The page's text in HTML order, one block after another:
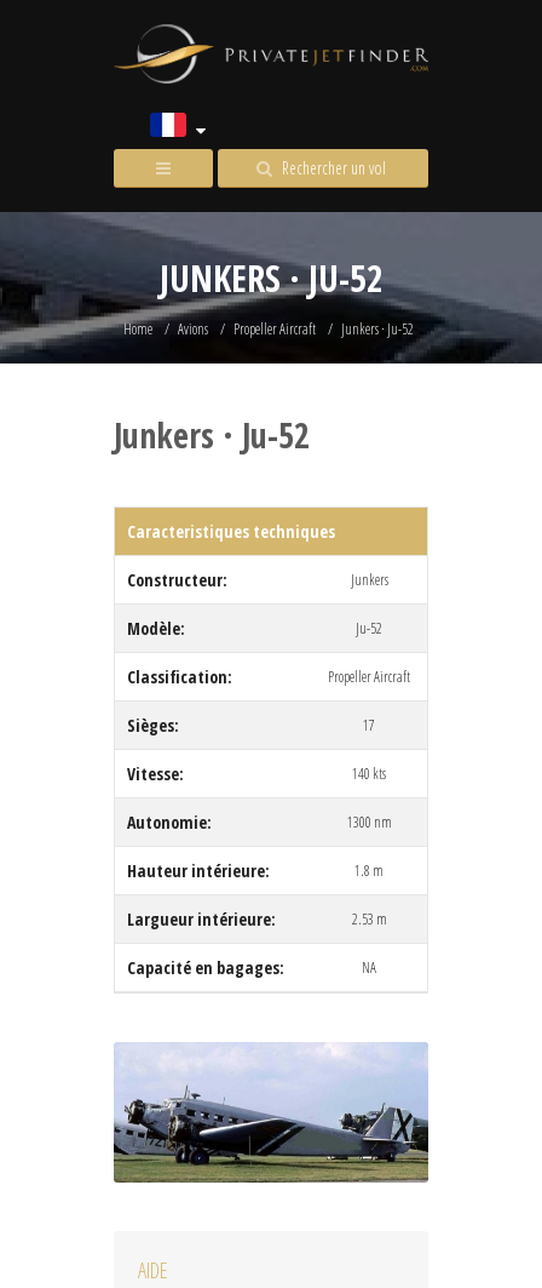
Rechercher un vol
JUNKERS · JU-52
Home Avions Propeller Aircraft Junkers · Ju-52
Junkers · Ju-52
Caracteristiques techniques
Constructeur: Junkers
Modèle: Ju-52
Classification: Propeller Aircraft
Sièges: 17
Vitesse: 140 kts
Autonomie: 1300 nm
Hauteur intérieure: 1.8 m
Largueur intérieure: 2.53 m
Capacité en bagages: NA
AIDE